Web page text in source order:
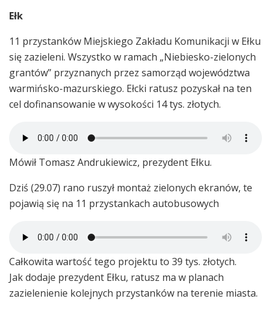
Ełk
11 przystanków Miejskiego Zakładu Komunikacji w Ełku
się zazieleni. Wszystko w ramach „Niebiesko-zielonych
grantów” przyznanych przez samorząd województwa
warmińsko-mazurskiego. Ełcki ratusz pozyskał na ten
cel dofinansowanie w wysokości 14 tys. złotych.
Mówił Tomasz Andrukiewicz, prezydent Ełku.
Dziś (29.07) rano ruszył montaż zielonych ekranów, te
pojawią się na 11 przystankach autobusowych
Całkowita wartość tego projektu to 39 tys. złotych.
Jak dodaje prezydent Ełku, ratusz ma w planach
zazielenienie kolejnych przystanków na terenie miasta.